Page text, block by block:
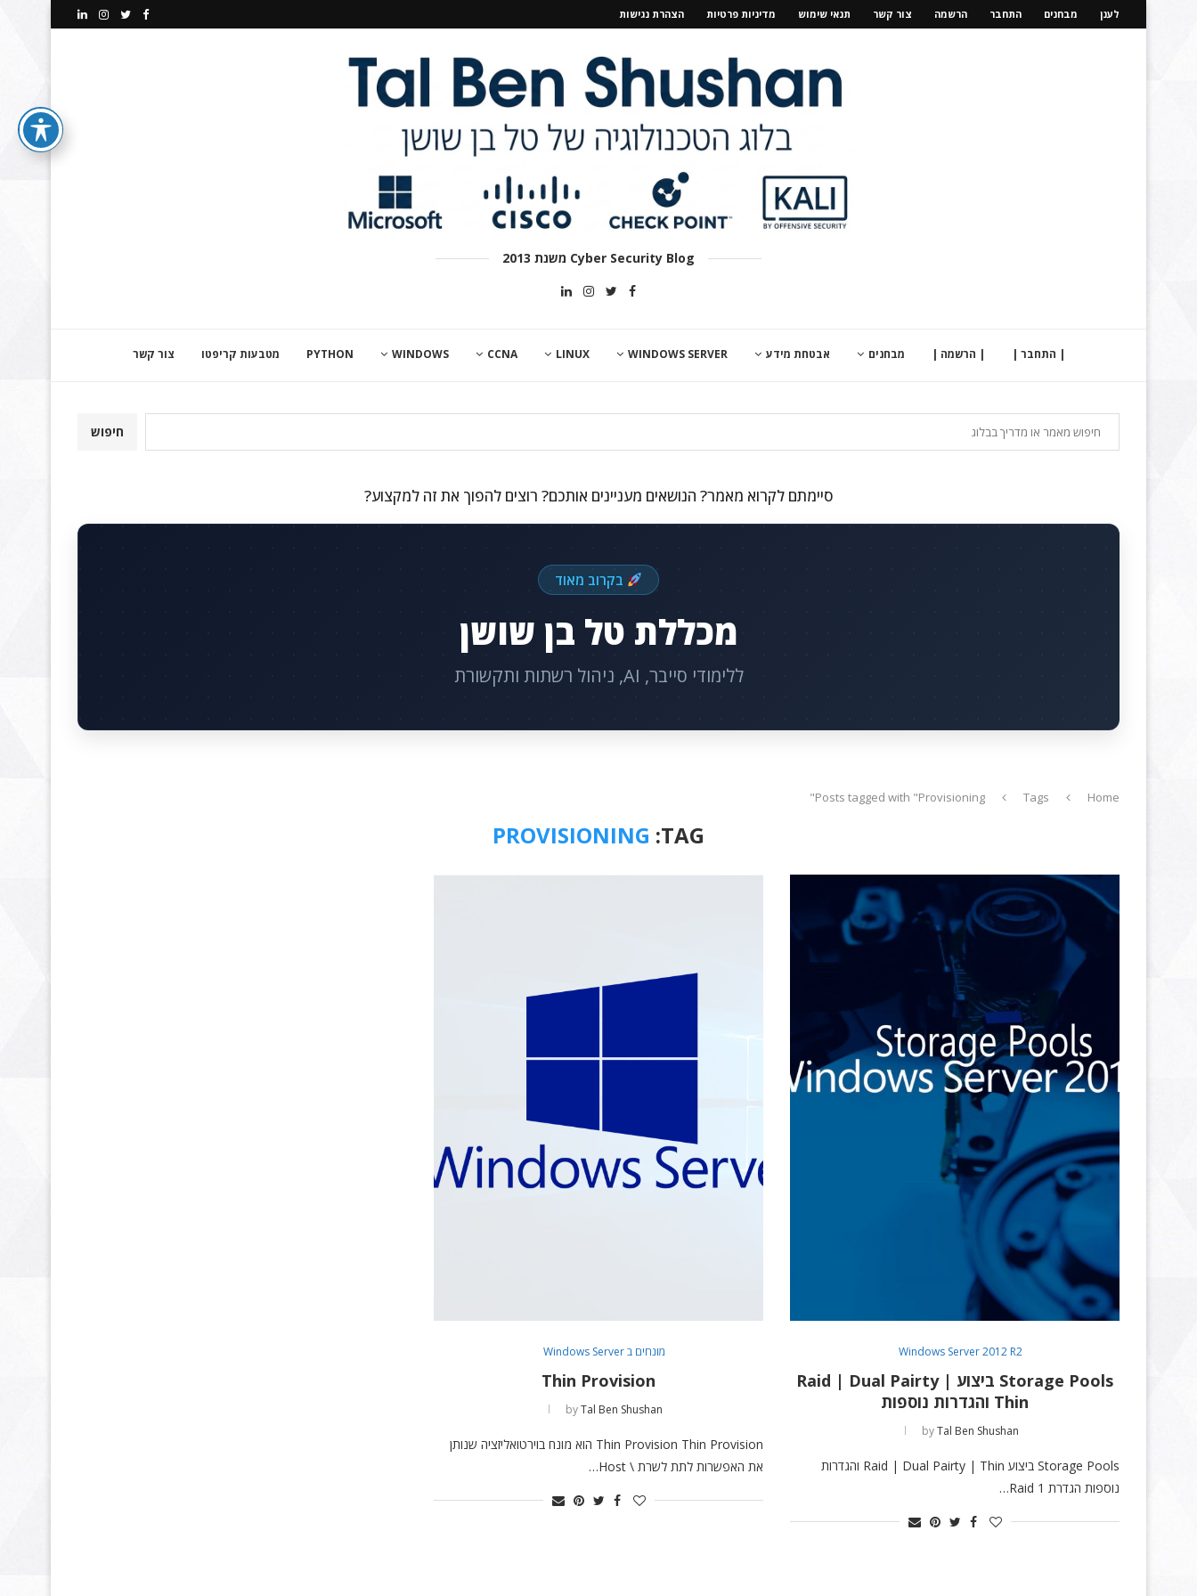
לענן מבחנים התחבר הרשמה צור קשר תנאי שימוש מדיניות פרטיות הצהרת נגישות
Cyber Security Blog משנת 2013
| התחבר | | הרשמה | מבחנים אבטחת מידע WINDOWS SERVER
LINUX
CCNA
WINDOWS
PYTHON מטבעות קריפטו צור קשר
חיפוש
סיימתם לקרוא מאמר? הנושאים מעניינים אותכם? רוצים להפוך את זה למקצוע?
בקרוב מאוד
מכללת טל בן שושן
ללימודי סייבר, AI, ניהול רשתות ותקשורת
Home
Tags
Posts tagged with "Provisioning"
TAG:
PROVISIONING
Windows Server 2012 R2
Storage Pools ביצוע Raid | Dual Pairty |
Thin והגדרות נוספות
byTal Ben Shushan
Storage Pools ביצוע Raid | Dual Pairty | Thin והגדרות
נוספות הגדרת Raid 1…
מונחים ב Windows Server
Thin Provision
byTal Ben Shushan
Thin Provision Thin Provision הוא מונח בוירטואליזציה שנותן
את האפשרות לתת לשרת \ Host…